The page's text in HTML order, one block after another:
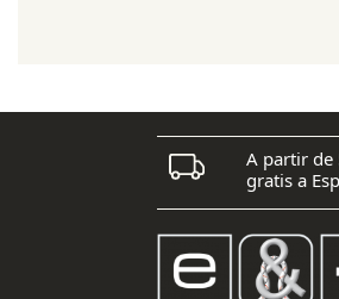
A partir de
gratis a